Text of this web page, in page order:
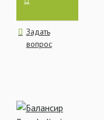
Задать
вопрос